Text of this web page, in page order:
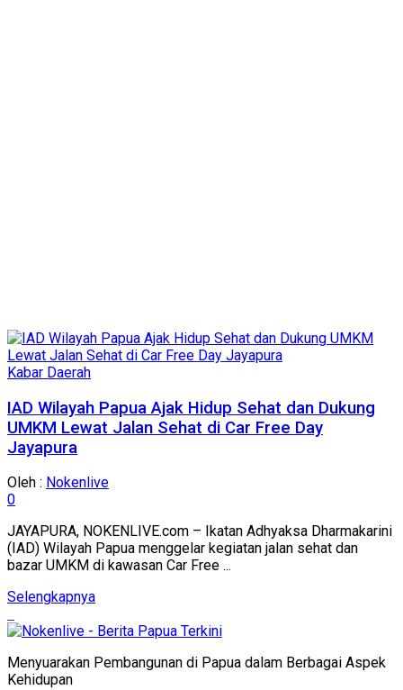
Kabar Daerah
IAD Wilayah Papua Ajak Hidup Sehat dan Dukung
UMKM Lewat Jalan Sehat di Car Free Day
Jayapura
Oleh : Nokenlive
0
JAYAPURA, NOKENLIVE.com – Ikatan Adhyaksa Dharmakarini
(IAD) Wilayah Papua menggelar kegiatan jalan sehat dan
bazar UMKM di kawasan Car Free ...
SelengkapnyaDetails
Menyuarakan Pembangunan di Papua dalam Berbagai Aspek
Kehidupan